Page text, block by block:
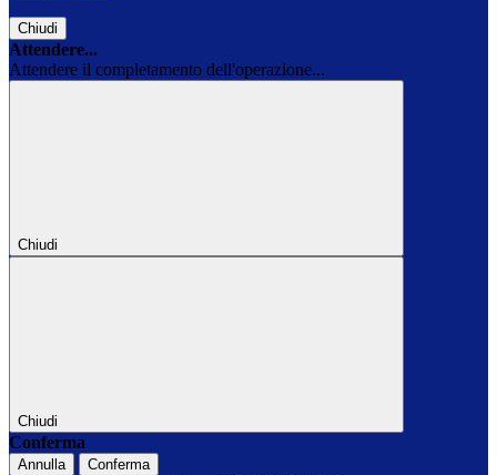
Chiudi
Attendere...
Attendere il completamento dell'operazione...
Chiudi
Chiudi
Conferma
Annulla Conferma